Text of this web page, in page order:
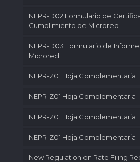
NEPR-D02 Formulario de
Cumplimiento de Microred
NEPR-D03 Formulario de
Microred
NEPR-Z01 Hoja Complementaria
NEPR-Z01 Hoja Complementaria
NEPR-Z01 Hoja Complementaria
NEPR-Z01 Hoja Complementaria
New Regulation on Rate Filing